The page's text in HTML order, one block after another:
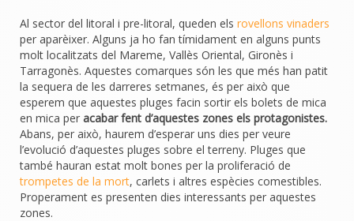
Al sector del litoral i pre-litoral, queden els rovellons vinaders
per aparèixer. Alguns ja ho fan tímidament en alguns punts
molt localitzats del Mareme, Vallès Oriental, Gironès i
Tarragonès. Aquestes comarques són les que més han patit
la sequera de les darreres setmanes, és per això que
esperem que aquestes pluges facin sortir els bolets de mica
en mica per acabar fent d’aquestes zones els protagonistes.
Abans, per això, haurem d’esperar uns dies per veure
l’evolució d’aquestes pluges sobre el terreny. Pluges que
també hauran estat molt bones per la proliferació de
trompetes de la mort, carlets i altres espècies comestibles.
Properament es presenten dies interessants per aquestes
zones.